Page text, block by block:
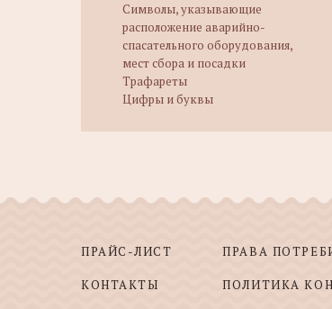
Символы, указывающие
расположение аварийно-
спасательного оборудования,
мест сбора и посадки
Трафареты
Цифры и буквы
ПРАЙС-ЛИСТ
КОНТАКТЫ
ПРАВА
ПОЛИТИКА